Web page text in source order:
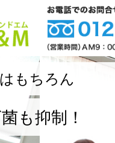
もちろん
も抑制！